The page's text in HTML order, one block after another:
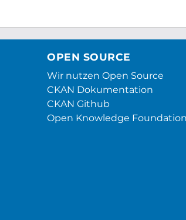
OPEN SOURCE
Wir nutzen Open Source
CKAN Dokumentation
CKAN Github
Open Knowledge Foundation